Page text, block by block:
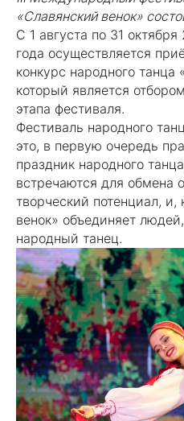
«Славянский венок»
С 1 августа по 31 октября
года осуществляется
конкурс народного танца
который является
этапа фестиваля.
Фестиваль народного
это, в первую очередь
праздник народного
встречаются для обмена
творческий потенциал,
венок» объединяет
народный танец.